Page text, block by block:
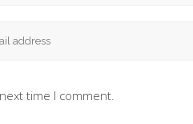
time I comment.